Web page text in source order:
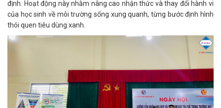
định. Hoạt động này nhằm nâng cao nhận thức và thay đổi hành vi
của học sinh về môi trường sống xung quanh, từng bước định hình
thói quen tiêu dùng xanh.